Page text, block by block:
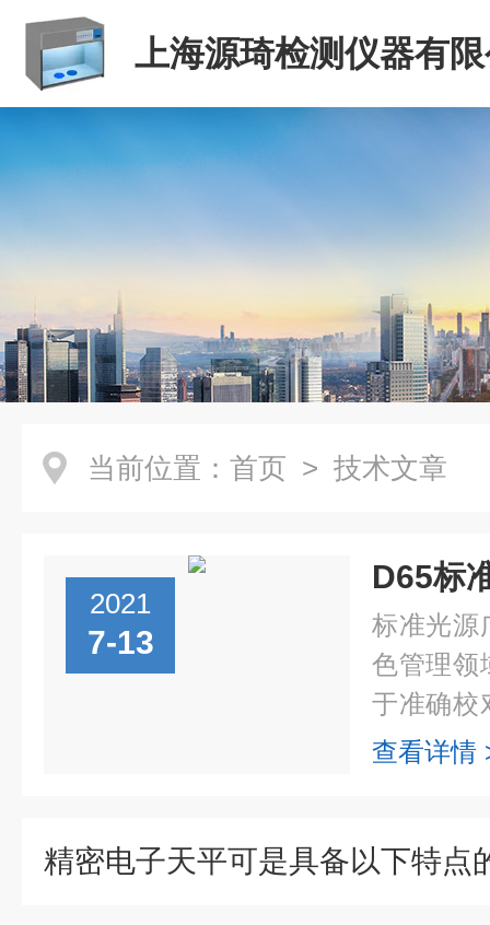
上海源琦检测仪器有
当前位置： 首页 > 技术文章
2021
7-13
标准光源
色管理领
于准确校
不同光源
查看详情
精密电子天平可是具备以下特点